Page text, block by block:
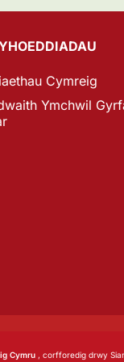
Cymreig
Ymchwil
Cymru , corfforedig drwy